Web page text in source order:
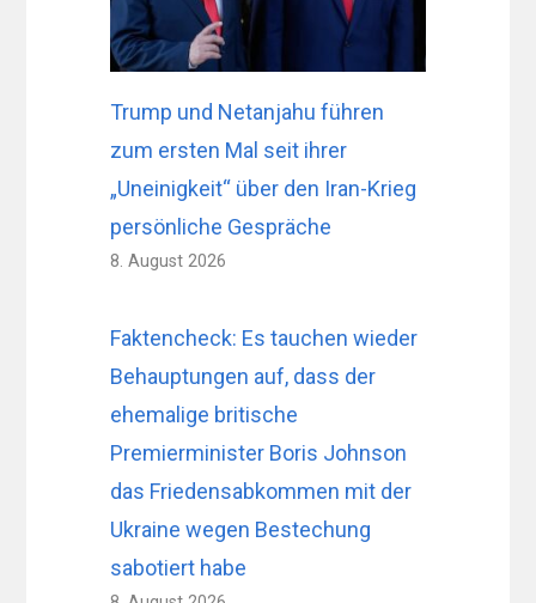
Trump und Netanjahu führen
zum ersten Mal seit ihrer
„Uneinigkeit“ über den Iran-Krieg
persönliche Gespräche
8. August 2026
Faktencheck: Es tauchen wieder
Behauptungen auf, dass der
ehemalige britische
Premierminister Boris Johnson
das Friedensabkommen mit der
Ukraine wegen Bestechung
sabotiert habe